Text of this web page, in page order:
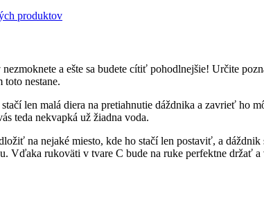
produktov
a ešte sa budete cítiť pohodlnejšie! Určite
toto nestane.
len malá diera na pretiahnutie dáždnika a zavrieť ho
teda nekvapká už žiadna voda.
na nejaké miesto, kde ho stačí len postaviť, a
Vďaka rukoväti v tvare C bude na ruke perfektne držať